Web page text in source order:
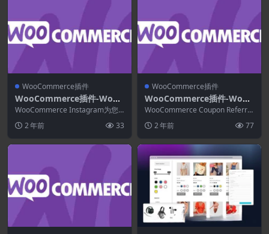
WooCommerce插件
WooCommerce插件-WooC
ommerce Instagram 4.6.1
WooCommerce Instagram为您
面，供...
2 年前 33
WooCommerce插件
WooCommerce插件-WooC
ommerce Coupon Referral
Program 1.7.8
WooCommerce Coupon Referral
2 年前 77